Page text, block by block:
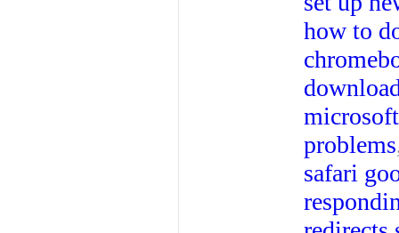
how to
problems
safari